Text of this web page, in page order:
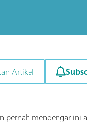
Artikel
pernah mendengar ini